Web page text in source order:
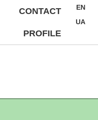
CONTACT
PROFILE
EN
UA